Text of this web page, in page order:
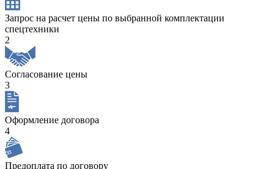
Запрос на расчет цены по выбранной комплектации
спецтехники
2
Согласование цены
3
Оформление договора
4
Предоплата по договору